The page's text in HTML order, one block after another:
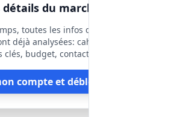
d'usine/carrière :
si applicable.
aux chantiers
des documents
et saisine du
tout différend.
: facturation par
au BPU ; les bons
détails du marché
toutes les infos des
déjà analysées: cahier des
budget, contact, etc
compte et débloquer
fichiers